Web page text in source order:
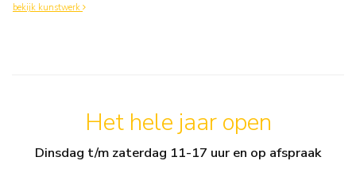
bekijk kunstwerk
Het hele jaar open
Dinsdag t/m zaterdag 11-17 uur en op afspraak